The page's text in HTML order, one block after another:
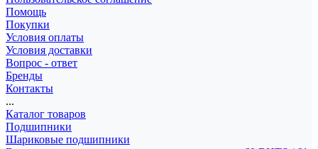
Помощь
Покупки
Условия оплаты
Условия доставки
Вопрос - ответ
Бренды
Контакты
...
Каталог товаров
Подшипники
Шариковые подшипники